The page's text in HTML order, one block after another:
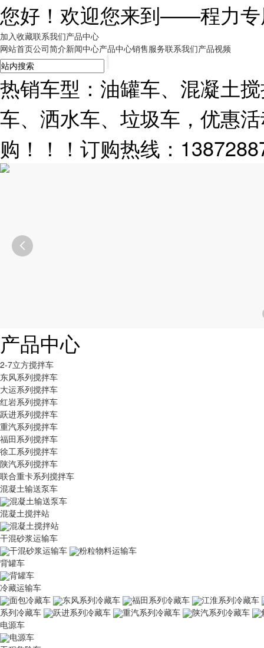
您好！欢迎您来到——程力
加入收藏联系我们产品中心
网站首页公司简介新闻中心产品中心销售服务联系我们产品视频
热销车型：油罐车、混凝土
车、洒水车、垃圾车，优惠
购！！！订购热线：

产品中心
2-7立方搅拌车
东风系列搅拌车
大运系列搅拌车
红岩系列搅拌车
跃进系列搅拌车
重汽系列搅拌车
福田系列搅拌车
徐工系列搅拌车
陕汽系列搅拌车
联合重卡系列搅拌车
混凝土输送泵车
混凝土输送泵车
混凝土搅拌站
混凝土搅拌站
干混砂浆运输车
干混砂浆运输车
粉粒物料运输车
背罐车
背罐车
冷藏运输车
面包冷藏车
东风系列冷藏车 福田系列冷藏车
江淮系列冷藏车
系列冷藏车
跃进系列冷藏车 重汽系列冷藏车 陕汽系列冷藏车
电源车
电源车